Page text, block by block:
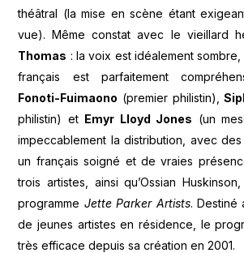
théâtral (la mise en scène étant
vue). Même constat avec le vieillard
Thomas : la voix est idéalement
français est parfaitement
Fonoti-Fuimaono (premier philistin),
philistin) et Emyr Lloyd Jones (un
impeccablement la distribution, avec
un français soigné et de vraies
trois artistes, ainsi qu’Ossian
programme Jette Parker Artists. Destiné
de jeunes artistes en résidence, le
très efficace depuis sa création en 2001.